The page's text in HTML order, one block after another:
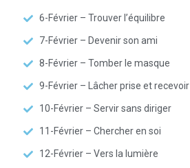
6-Février – Trouver l’équilibre
7-Février – Devenir son ami
8-Février – Tomber le masque
9-Février – Lâcher prise et recevoir
10-Février – Servir sans diriger
11-Février – Chercher en soi
12-Février – Vers la lumière